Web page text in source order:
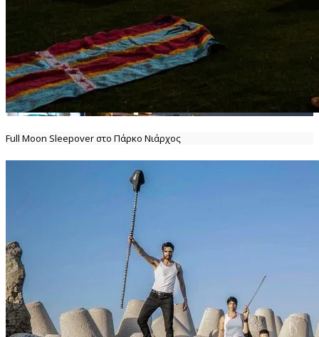
Full Moon Sleepover στο Πάρκο Νιάρχος